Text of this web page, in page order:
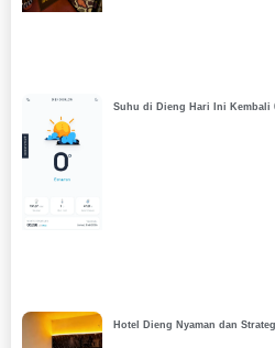
Suhu di Dieng Hari Ini Kembali
Hotel Dieng Nyaman dan